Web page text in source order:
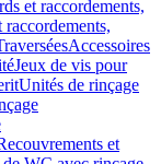
et raccordements,
raccordements,
Accessoires
Jeux de vis pour
Unités de rinçage
et